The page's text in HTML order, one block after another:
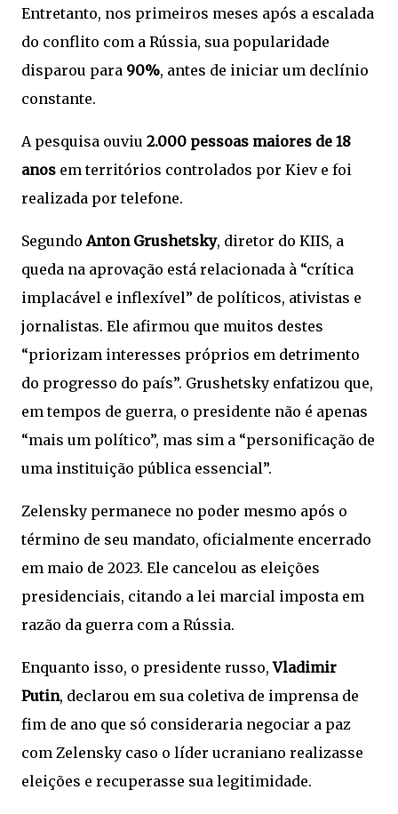
Entretanto, nos primeiros meses após a escalada
do conflito com a Rússia, sua popularidade
disparou para 90%, antes de iniciar um declínio
constante.
A pesquisa ouviu 2.000 pessoas maiores de 18
anos em territórios controlados por Kiev e foi
realizada por telefone.
SegundoAnton Grushetsky, diretor do KIIS, a
queda na aprovação está relacionada à “crítica
implacável e inflexível” de políticos, ativistas e
jornalistas. Ele afirmou que muitos destes
“priorizam interesses próprios em detrimento
do progresso do país”. Grushetsky enfatizou que,
em tempos de guerra, o presidente não é apenas
“mais um político”, mas sim a “personificação de
uma instituição pública essencial”.
Zelensky permanece no poder mesmo após o
término de seu mandato, oficialmente encerrado
em maio de 2023. Ele cancelou as eleições
presidenciais, citando a lei marcial imposta em
razão da guerra com a Rússia.
Enquanto isso, o presidente russo,Vladimir
Putin, declarou em sua coletiva de imprensa de
fim de ano que só consideraria negociar a paz
com Zelensky caso o líder ucraniano realizasse
eleições e recuperasse sua legitimidade.